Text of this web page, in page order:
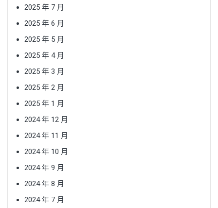
2025 年 7 月
2025 年 6 月
2025 年 5 月
2025 年 4 月
2025 年 3 月
2025 年 2 月
2025 年 1 月
2024 年 12 月
2024 年 11 月
2024 年 10 月
2024 年 9 月
2024 年 8 月
2024 年 7 月